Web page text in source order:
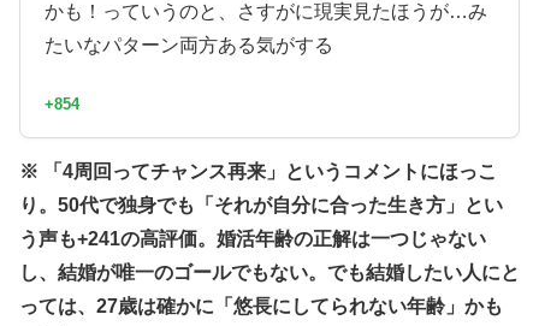
かも！っていうのと、さすがに現実見たほうが…み
たいなパターン両方ある気がする
+854
※ 「4周回ってチャンス再来」というコメントにほっこ
り。50代で独身でも「それが自分に合った生き方」とい
う声も+241の高評価。婚活年齢の正解は一つじゃない
し、結婚が唯一のゴールでもない。でも結婚したい人にと
っては、27歳は確かに「悠長にしてられない年齢」かも